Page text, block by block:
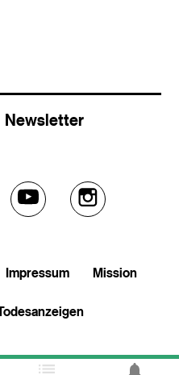
Newsletter
Externer Externer
Impressum Mission